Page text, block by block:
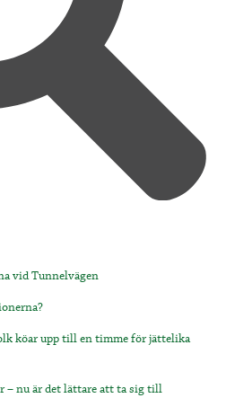
vid Tunnelvägen
köar upp till en timme för jättelika
– nu är det lättare att ta sig till